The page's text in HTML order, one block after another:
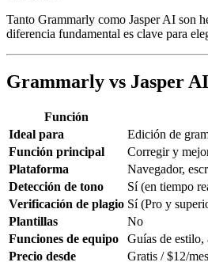
Tanto Grammarly como Jasper AI son
diferencia fundamental es clave para
Grammarly vs Jasper
Función
Ideal para
Edición de
Función principal
Corregir y
Plataforma
Navegador,
Detección de tono
Sí (en tiempo
Verificación de plagio Sí (Pro y
Plantillas
No
Funciones de equipo
Guías de estilo,
Precio desde
Gratis / $12/